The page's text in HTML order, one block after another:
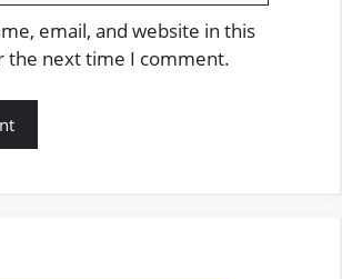
email, and website in this
the next time I comment.